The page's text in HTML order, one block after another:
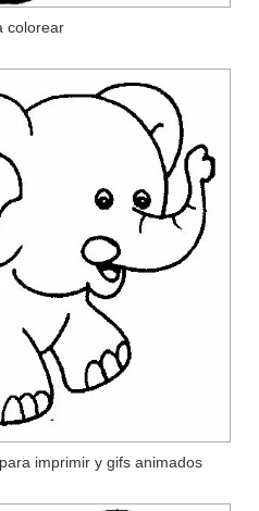
colorear
imprimir y gifs animados